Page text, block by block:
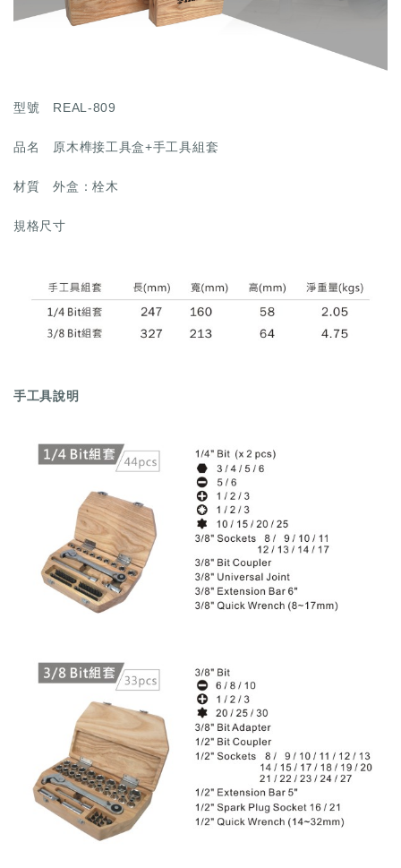
型號 REAL-809
品名 原木榫接工具盒+手工具組套
材質 外盒：栓木
規格尺寸
手工具說明